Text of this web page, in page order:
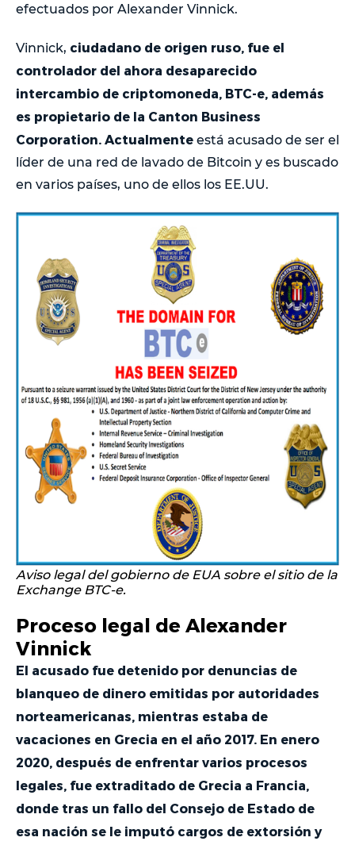
efectuados por Alexander Vinnick.
Vinnick, ciudadano de origen ruso, fue el
controlador del ahora desaparecido
intercambio de criptomoneda, BTC-e, además
es propietario de la Canton Business
Corporation. Actualmente está acusado de ser el
líder de una red de lavado de Bitcoin y es buscado
en varios países, uno de ellos los EE.UU.
Aviso legal del gobierno de EUA sobre el sitio de la
Exchange BTC-e.
Proceso legal de Alexander
Vinnick
El acusado fue detenido por denuncias de
blanqueo de dinero emitidas por autoridades
norteamericanas, mientras estaba de
vacaciones en Grecia en el año 2017. En enero
2020, después de enfrentar varios procesos
legales, fue extraditado de Grecia a Francia,
donde tras un fallo del Consejo de Estado de
esa nación se le imputó cargos de extorsión y